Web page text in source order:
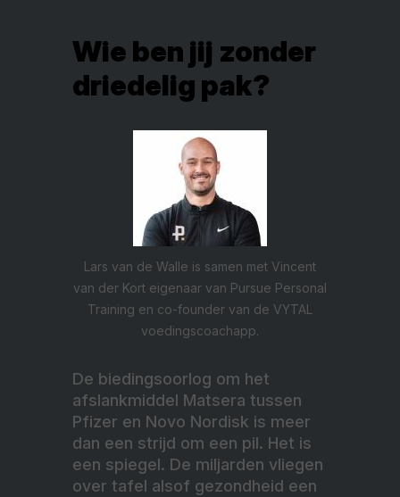
Wie ben jij zonder
driedelig pak?
Lars van de Walle is samen met Vincent
van der Kort eigenaar van Pursue Personal
Training en co-founder van de VYTAL
voedingscoachapp.
De biedingsoorlog om het
afslankmiddel Matsera tussen
Pfizer en Novo Nordisk is meer
dan een strijd om een pil. Het is
een spiegel. De miljarden vliegen
over tafel alsof gezondheid een